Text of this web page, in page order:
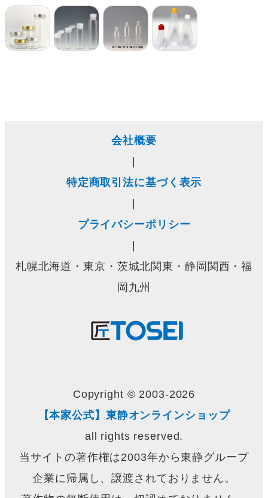
会社概要
|
特定商取引法に基づく表示
|
プライバシーポリシー
|
札幌北海道・東京・茨城北関東・静岡関西・福
岡九州
Copyright © 2003-2026
【本家公式】東静オンラインショップ
all rights reserved.
当サイトの著作権は2003年から東静グループ
企業に帰属し、譲渡されておりません。